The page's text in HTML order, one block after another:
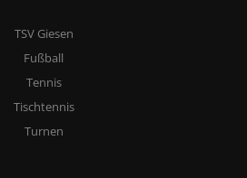
TSV Giesen
Fußball
Tennis
Tischtennis
Turnen